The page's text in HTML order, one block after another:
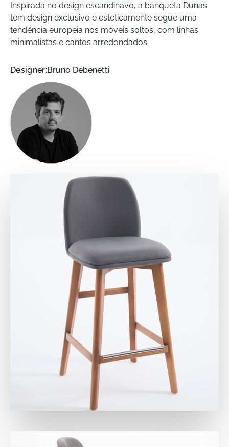
Inspirada no design escandinavo, a banqueta Dunas
tem design exclusivo e esteticamente segue uma
tendência europeia nos móveis soltos, com linhas
minimalistas e cantos arredondados.
Designer:Bruno Debenetti